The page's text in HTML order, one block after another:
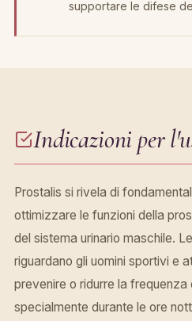
supportare le difese
Indicazioni per
Prostalis si rivela di
ottimizzare le funzioni della
del sistema urinario maschile.
riguardano gli uomini sportivi e
prevenire o ridurre la frequenza
specialmente durante le ore